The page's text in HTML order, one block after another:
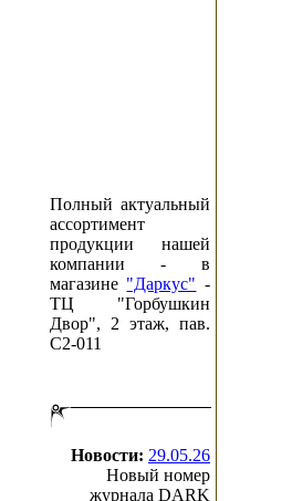
Полный актуальный
ассортимент
продукции нашей
компании - в
магазине "Даркус" -
ТЦ "Горбушкин
Двор", 2 этаж, пав.
C2-011
Новости: 29.05.26
Новый номер
журнала DARK